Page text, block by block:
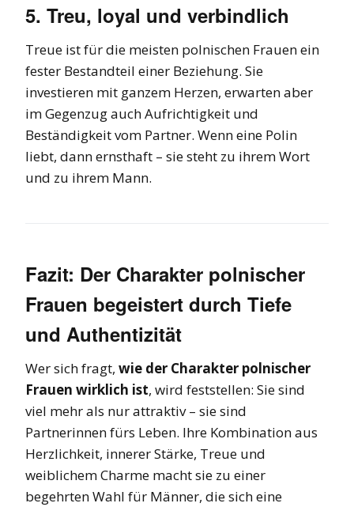
5. Treu, loyal und verbindlich
Treue ist für die meisten polnischen Frauen ein
fester Bestandteil einer Beziehung. Sie
investieren mit ganzem Herzen, erwarten aber
im Gegenzug auch Aufrichtigkeit und
Beständigkeit vom Partner. Wenn eine Polin
liebt, dann ernsthaft – sie steht zu ihrem Wort
und zu ihrem Mann.
Fazit: Der Charakter polnischer
Frauen begeistert durch Tiefe
und Authentizität
Wer sich fragt, wie der Charakter polnischer
Frauen wirklich ist, wird feststellen: Sie sind
viel mehr als nur attraktiv – sie sind
Partnerinnen fürs Leben. Ihre Kombination aus
Herzlichkeit, innerer Stärke, Treue und
weiblichem Charme macht sie zu einer
begehrten Wahl für Männer, die sich eine